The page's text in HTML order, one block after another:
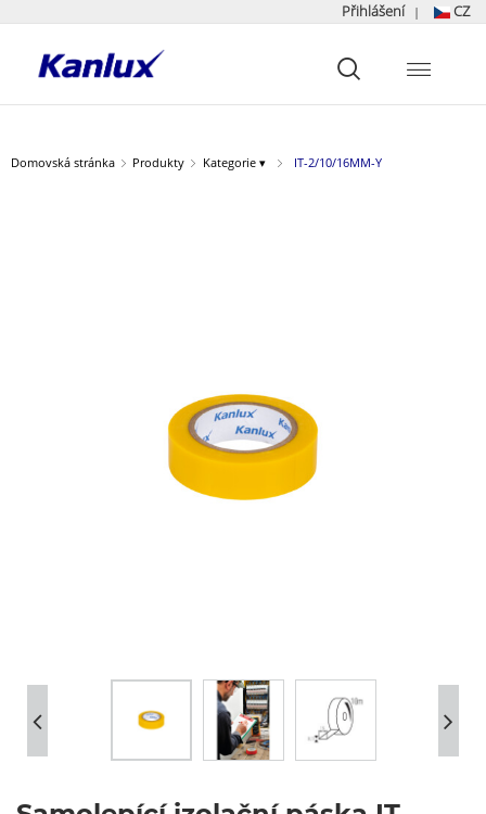
Přihlášení | CZ
główna
Domovská stránka Produkty Kategorie ▾ IT-2/10/16MM-Y